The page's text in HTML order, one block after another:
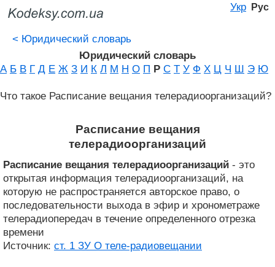
Укр Рус
< Юридический словарь
Юридический словарь
А Б В Г Д Е Ж З И К Л М Н О П Р С Т У Ф Х Ц Ч Ш Э Ю
Что такое Расписание вещания телерадиоорганизаций?
Расписание вещания
телерадиоорганизаций
Расписание вещания телерадиоорганизаций - это
открытая информация телерадиоорганизаций, на
которую не распространяется авторское право, о
последовательности выхода в эфир и хронометраже
телерадиопередач в течение определенного отрезка
времени
Источник: ст. 1 ЗУ О теле-радиовещании